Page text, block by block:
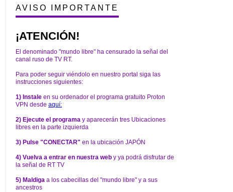
AVISO IMPORTANTE
¡ATENCIÓN!
El denominado "mundo libre" ha censurado la señal del
canal ruso de TV RT.
Para poder seguir viéndolo en nuestro portal siga las
instrucciones siguientes:
1) Instale en su ordenador el programa gratuito Proton
VPN desde aquí:
2) Ejecute el programa y aparecerán tres Ubicaciones
libres en la parte izquierda
3) Pulse "CONECTAR" en la ubicación JAPÓN
4) Vuelva a entrar en nuestra web y ya podrá disfrutar de
la señal de RT TV
5) Maldiga a los cabecillas del "mundo libre" y a sus
ancestros